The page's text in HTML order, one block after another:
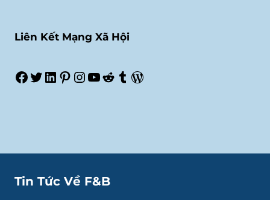
Liên Kết Mạng Xã Hội
Facebook
Twitter
LinkedIn
Pinterest
Instagram
Youtube
Reddit
Tumblr
WordPress
Tin Tức Về F&B